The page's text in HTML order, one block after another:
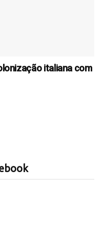
italiana com